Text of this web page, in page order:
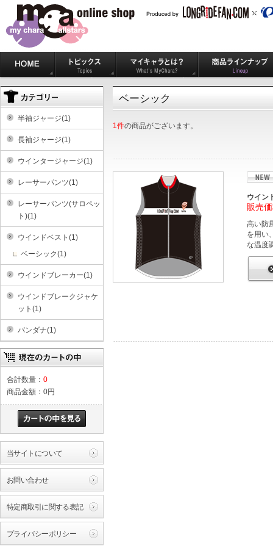
半袖ジャージ(1)
長袖ジャージ(1)
ウインタージャージ(1)
レーサーパンツ(1)
レーサーパンツ(サロペッ
ト)(1)
ウインドベスト(1)
ベーシック(1)
ウインドブレーカー(1)
ウインドブレークジャケ
ット(1)
バンダナ(1)
合計数量： 0
商品金額： 0円
当サイトについて
お問い合わせ
特定商取引に関する表記
プライバシーポリシー
ベーシック
1件の商品がございます。
ウイン
販売
高い防
を用い
な温度